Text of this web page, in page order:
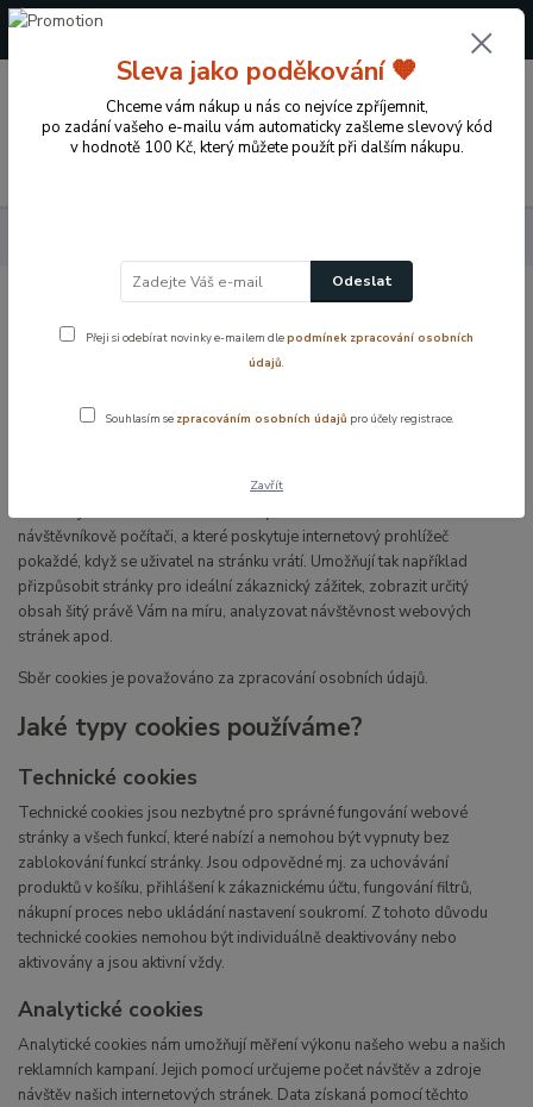
Menu
+420 724 722 973
Práce s cookies
Provozovatel webové stránky Luboš Menoušek, Vybaveni-dekorace,
„správce“) pracuje na této webové stránce se soubory cookies.
návštěvníkově počítači, a které poskytuje internetový prohlížeč
pokaždé, když se uživatel na stránku vrátí. Umožňují tak například
přizpůsobit stránky pro ideální zákaznický zážitek, zobrazit určitý
obsah šitý právě Vám na míru, analyzovat návštěvnost webových
stránek apod.
Sběr cookies je považováno za zpracování osobních údajů.
Jaké typy cookies používáme?
Technické cookies
Technické cookies jsou nezbytné pro správné fungování webové
stránky a všech funkcí, které nabízí a nemohou být vypnuty bez
zablokování funkcí stránky. Jsou odpovědné mj. za uchovávání
produktů v košíku, přihlášení k zákaznickému účtu, fungování filtrů,
nákupní proces nebo ukládání nastavení soukromí. Z tohoto důvodu
technické cookies nemohou být individuálně deaktivovány nebo
aktivovány a jsou aktivní vždy.
Analytické cookies
Analytické cookies nám umožňují měření výkonu našeho webu a našich
reklamních kampaní. Jejich pomocí určujeme počet návštěv a zdroje
návštěv našich internetových stránek. Data získaná pomocí těchto
Sleva jako poděkování 🧡
Chceme vám nákup u nás co nejvíce zpříjemnit,
po zadání vašeho e-mailu vám automaticky zašleme slevový kód
v hodnotě 100 Kč, který můžete použít při dalším nákupu.
Odeslat
Přeji si odebírat novinky e-mailem dlepodmínek zpracování osobních
údajů.
Souhlasím se zpracováním osobních údajů pro účely registrace.
Zavřít